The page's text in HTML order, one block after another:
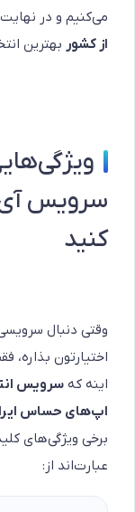
می‌کنیم و در
از کشور بهترین
سرویس
کنید
وقتی دنبال
اختیارتون بذاره،
اینه که سرویس
اپ‌های حساس
برخی ویژگی‌های
عبارت‌اند از: